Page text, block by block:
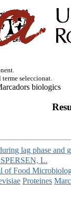
terme seleccionat.
biologics
lag phase and
L.
of Food
Proteines